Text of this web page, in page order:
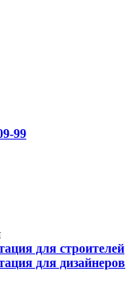
99
для строителей
для дизайнеров